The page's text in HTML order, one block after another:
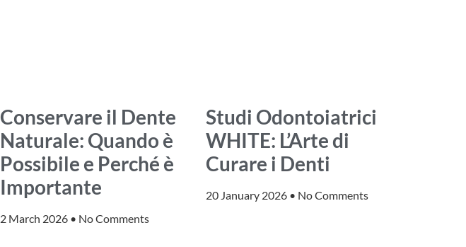
Conservare il Dente
Naturale: Quando è
Possibile e Perché è
Importante
2 March 2026 No Comments
Studi Odontoiatrici
WHITE: L’Arte di
Curare i Denti
20 January 2026 No Comments